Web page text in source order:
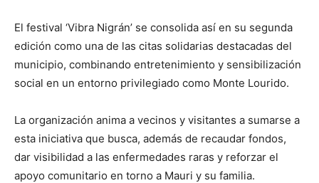
El festival ‘Vibra Nigrán’ se consolida así en su segunda
edición como una de las citas solidarias destacadas del
municipio, combinando entretenimiento y sensibilización
social en un entorno privilegiado como Monte Lourido.
La organización anima a vecinos y visitantes a sumarse a
esta iniciativa que busca, además de recaudar fondos,
dar visibilidad a las enfermedades raras y reforzar el
apoyo comunitario en torno a Mauri y su familia.